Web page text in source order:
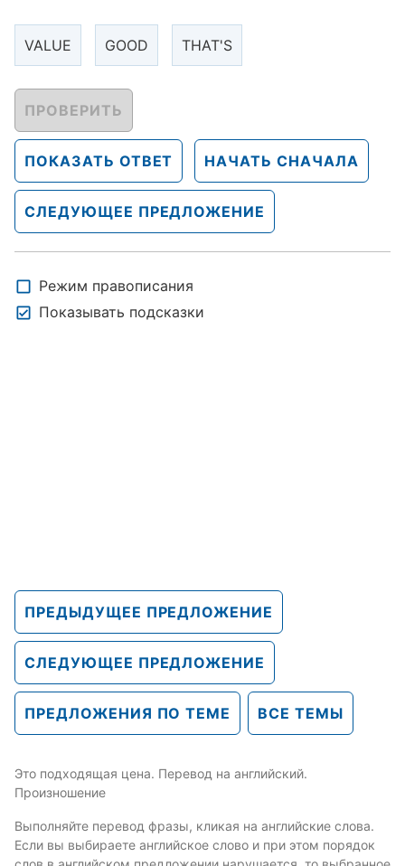
VALUE GOOD THAT'S
ПРОВЕРИТЬ
ПОКАЗАТЬ ОТВЕТ НАЧАТЬ СНАЧАЛА
СЛЕДУЮЩЕЕ ПРЕДЛОЖЕНИЕ
Режим правописания
Показывать подсказки
ПРЕДЫДУЩЕЕ ПРЕДЛОЖЕНИЕ
СЛЕДУЮЩЕЕ ПРЕДЛОЖЕНИЕ
ПРЕДЛОЖЕНИЯ ПО ТЕМЕ ВСЕ ТЕМЫ
Это подходящая цена. Перевод на английский.
Произношение
Выполняйте перевод фразы, кликая на английские слова.
Если вы выбираете английское слово и при этом порядок